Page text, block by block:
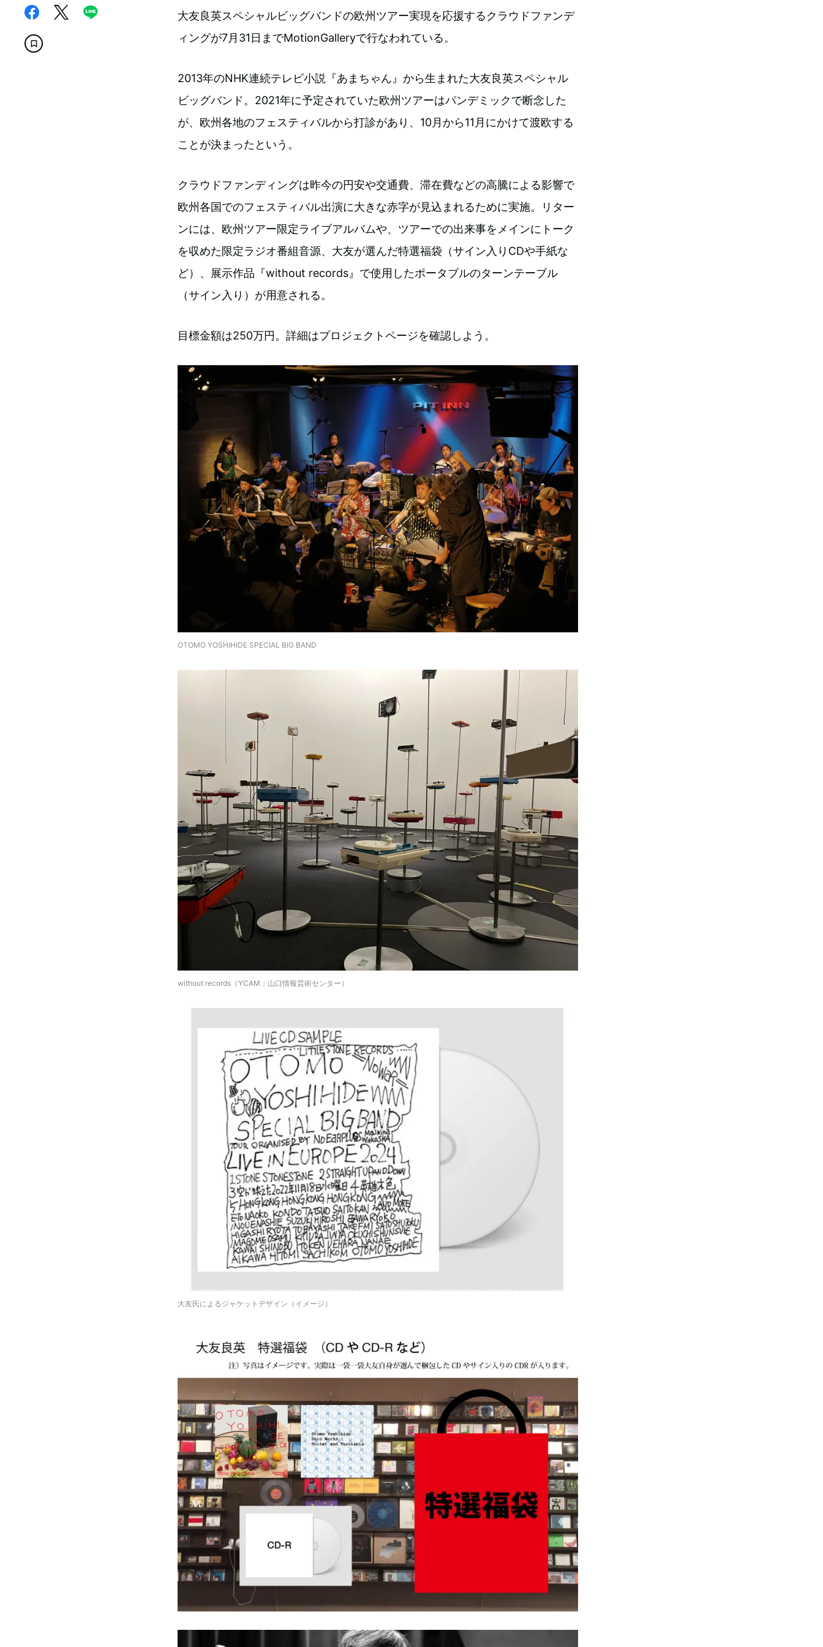
大友良英スペシャルビッグバンドの欧州ツアー実現を応援するクラウドファンデ
ィングが7月31日までMotionGalleryで行なわれている。
2013年のNHK連続テレビ小説『あまちゃん』から生まれた大友良英スペシャル
ビッグバンド。2021年に予定されていた欧州ツアーはパンデミックで断念した
が、欧州各地のフェスティバルから打診があり、10月から11月にかけて渡欧する
ことが決まったという。
クラウドファンディングは昨今の円安や交通費、滞在費などの高騰による影響で
欧州各国でのフェスティバル出演に大きな赤字が見込まれるために実施。リター
ンには、欧州ツアー限定ライブアルバムや、ツアーでの出来事をメインにトーク
を収めた限定ラジオ番組音源、大友が選んだ特選福袋（サイン入りCDや手紙な
ど）、展示作品『without records』で使用したポータブルのターンテーブル
（サイン入り）が用意される。
目標金額は250万円。詳細はプロジェクトページを確認しよう。
OTOMO YOSHIHIDE SPECIAL BIG BAND
without records（YCAM：山口情報芸術センター）
大友氏によるジャケットデザイン（イメージ）